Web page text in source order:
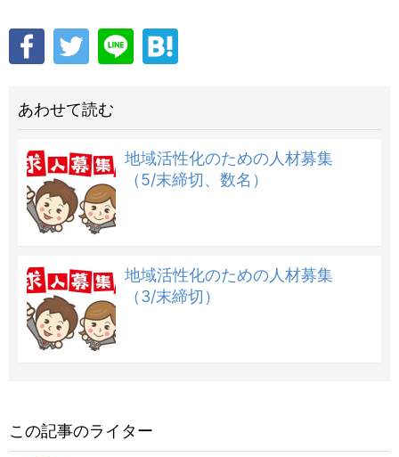
あわせて読む
地域活性化のための人材募集
（5/末締切、数名）
地域活性化のための人材募集
（3/末締切）
この記事のライター